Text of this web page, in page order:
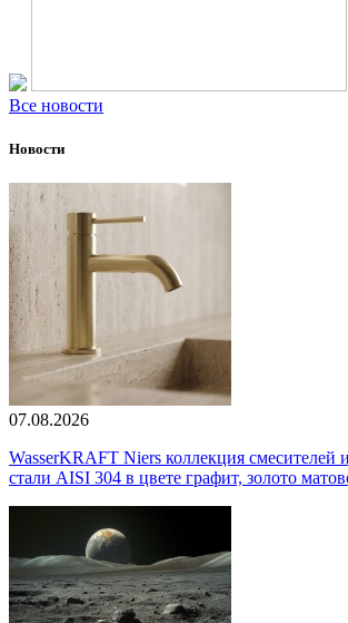
Все новости
Новости
07.08.2026
WasserKRAFT Niers коллекция смесителей
стали AISI 304 в цвете графит, золото